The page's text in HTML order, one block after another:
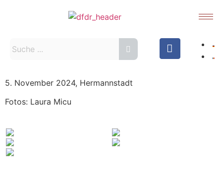
5. November 2024, Hermannstadt
Fotos: Laura Micu